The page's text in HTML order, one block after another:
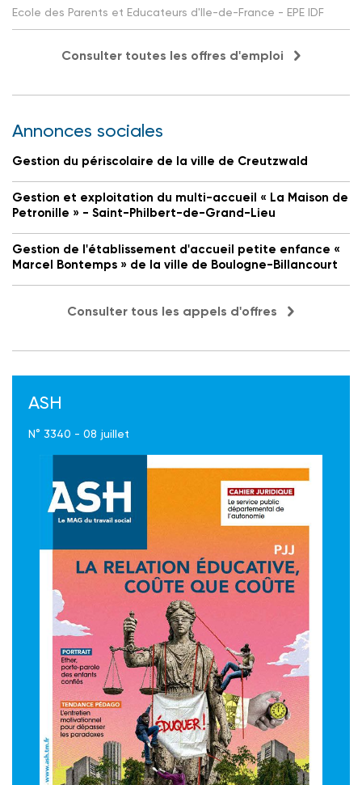
Ecole des Parents et Educateurs d'Ile-de-France - EPE IDF
Consulter toutes les offres d'emploi
Annonces sociales
Gestion du périscolaire de la ville de Creutzwald
Gestion et exploitation du multi-accueil « La Maison de
Petronille » - Saint-Philbert-de-Grand-Lieu
Gestion de l'établissement d'accueil petite enfance «
Marcel Bontemps » de la ville de Boulogne-Billancourt
Consulter tous les appels d'offres
ASH
N° 3340 - 08 juillet